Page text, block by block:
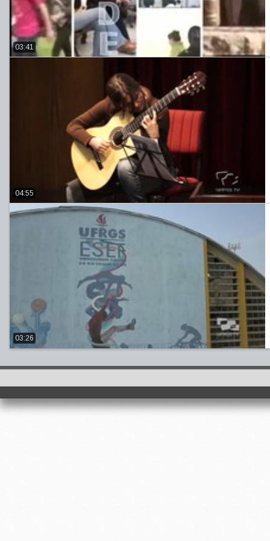
03:41
04:55
03:26